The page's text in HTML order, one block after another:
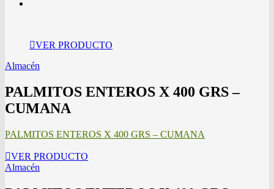
VER PRODUCTO
Almacén
PALMITOS ENTEROS X 400 GRS –
CUMANA
PALMITOS ENTEROS X 400 GRS – CUMANA
VER PRODUCTO
Almacén